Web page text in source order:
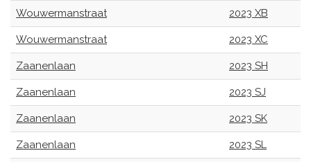
Wouwermanstraat 2023 XB
Wouwermanstraat 2023 XC
Zaanenlaan 2023 SH
Zaanenlaan 2023 SJ
Zaanenlaan 2023 SK
Zaanenlaan 2023 SL